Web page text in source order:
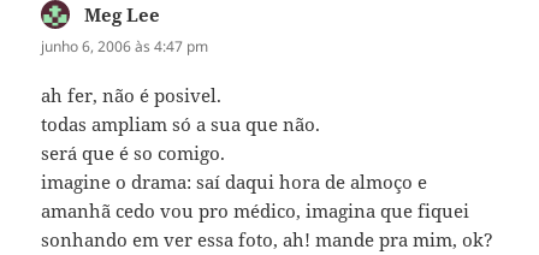
Meg Lee
junho 6, 2006 às 4:47 pm
ah fer, não é posivel.
todas ampliam só a sua que não.
será que é so comigo.
imagine o drama: saí daqui hora de almoço e
amanhã cedo vou pro médico, imagina que fiquei
sonhando em ver essa foto, ah! mande pra mim, ok?